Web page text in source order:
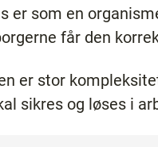
er som en
får den
er stor
sikres og løses i